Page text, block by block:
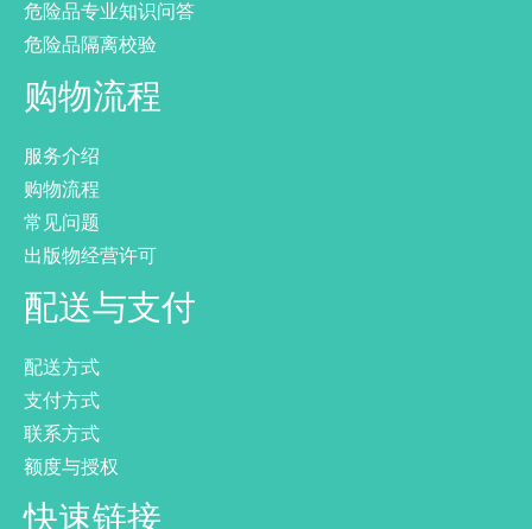
危险品专业知识问答
危险品隔离校验
购物流程
服务介绍
购物流程
常见问题
出版物经营许可
配送与支付
配送方式
支付方式
联系方式
额度与授权
快速链接